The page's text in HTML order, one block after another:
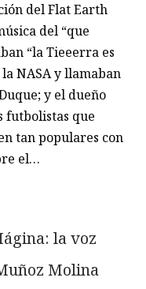
del Flat Earth
del “que
“la Tieeerra es
NASA y llamaban
y el dueño
futbolistas que
tan populares con
el…
la voz
Molina